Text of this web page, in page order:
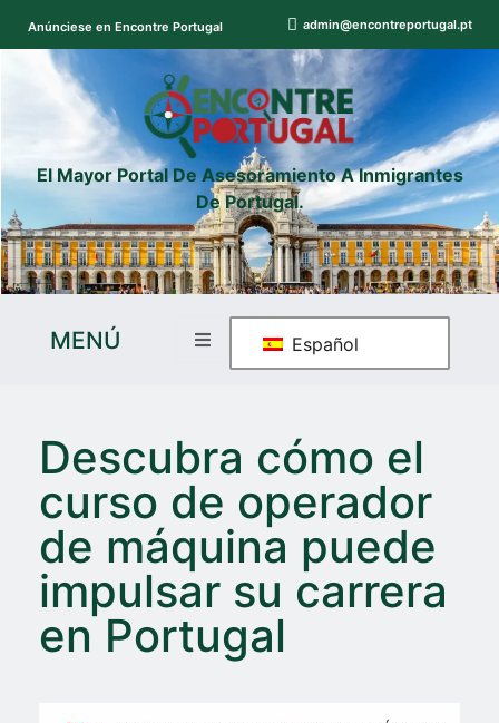
Anúnciese en Encontre Portugal admin@encontreportugal.pt
El Mayor Portal De Asesoramiento A Inmigrantes
De Portugal.
MENÚ Español
Descubra cómo el
curso de operador
de máquina puede
impulsar su carrera
en Portugal